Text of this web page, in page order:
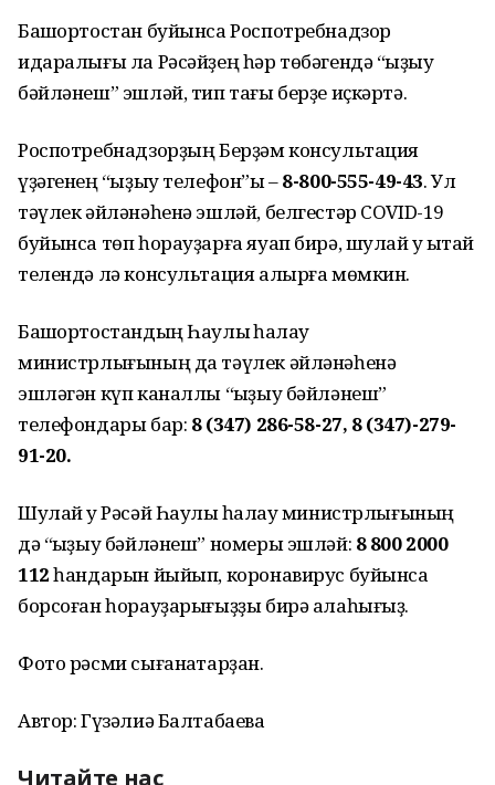
Башҡортостан буйынса Роспотребнадзор
идаралығы ла Рәсәйҙең һәр төбәгендә “ҡыҙыу
бәйләнеш” эшләй, тип тағы берҙе иҫкәртә.
Роспотребнадзорҙың Берҙәм консультация
үҙәгенең “ҡыҙыу телефон”ы –8-800-555-49-43. Ул
тәүлек әйләнәһенә эшләй, белгестәр COVID-19
буйынса төп һорауҙарға яуап бирә, шулай уҡ ҡытай
телендә лә консультация алырға мөмкин.
Башҡортостандың Һаулыҡ һаҡлау
министрлығының да тәүлек әйләнәһенә
эшләгән күп каналлы “ҡыҙыу бәйләнеш”
телефондары бар: 8 (347) 286-58-27, 8 (347)-279-
91-20.
Шулай уҡ Рәсәй Һаулыҡ һаҡлау министрлығының
дә “ҡыҙыу бәйләнеш” номеры эшләй: 8 800 2000
112һандарын йыйып, коронавирус буйынса
борсоған һорауҙарығыҙҙы бирә алаһығыҙ.
Фото рәсми сығанаҡтарҙан.
Автор: Гүзәлиә Балтабаева
Читайте нас